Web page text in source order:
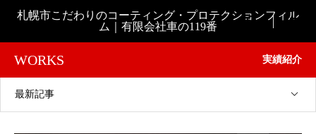
札幌市こだわりのコーティング・プロテクションフィル
ム｜有限会社車の119番

WORKS 実績紹介
最新記事